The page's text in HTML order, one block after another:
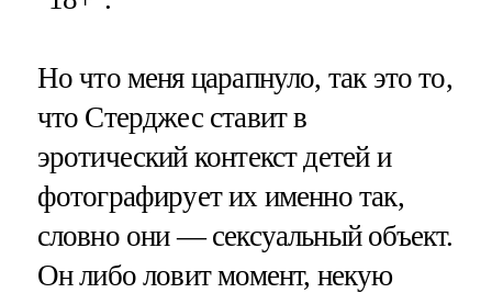
Но что меня царапнуло, так это то,
что Стерджес ставит в
эротический контекст детей и
фотографирует их именно так,
словно они — сексуальный объект.
Он либо ловит момент, некую